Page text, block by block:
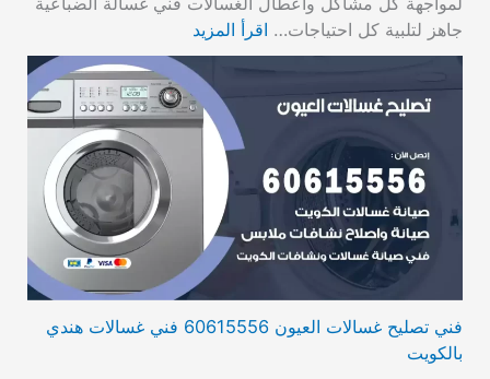
جاهز لتلبية كل احتياجات… اقرأ المزيد
فني تصليح غسالات العيون 60615556 فني غسالات هندي
بالكويت